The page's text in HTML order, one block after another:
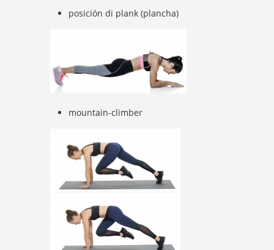
posición di plank (plancha)
mountain-climber